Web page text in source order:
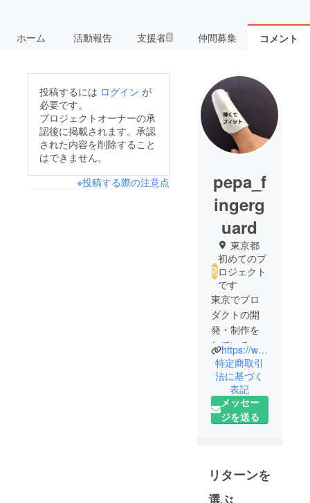
ホーム 活動報告 支援者2 仲間募集 コメント
投稿するには ログイン が
必要です。
プロジェクトオーナーの承
認後に掲載されます。承認
された内容を削除すること
はできません。
※投稿する際の注意点
pepa_f
ingerg
uard
東京都
初めてのプ
ロジェクト
です
東京でプロ
ダクトの開
発・制作を
している会
社です。新
型コロナウ
イルス感染
症のパンデ
ミックを
きく変わろ
うとしてま
す。生活様
https://www.mediaworks-jp.com/
特定商取引
法に基づく
表記
メッセー
ジを送る
リターンを